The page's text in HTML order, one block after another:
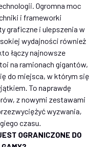
Ogromna moc
i frameworki
graficzne i ulepszenia w
wydajności również
łączy najnowsze
na ramionach gigantów,
do miejsca, w którym się
To naprawdę
z nowymi zestawami
wyzwania,
czasu.
OGRANICZONE DO